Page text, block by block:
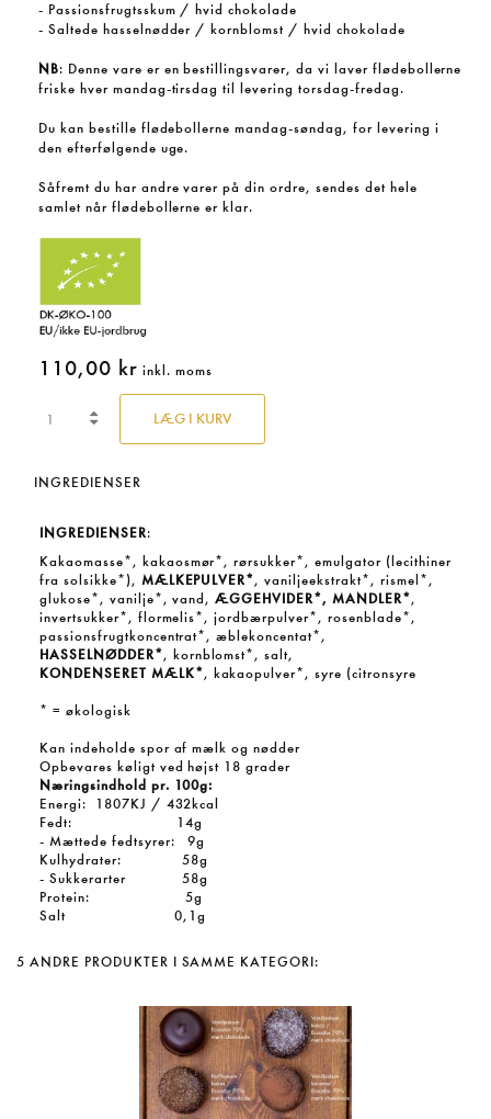
- Passionsfrugtsskum / hvid chokolade
- Saltede hasselnødder / kornblomst / hvid chokolade
NB: Denne vare er en bestillingsvarer, da vi laver flødebollerne
friske hver mandag-tirsdag til levering torsdag-fredag.
Du kan bestille flødebollerne mandag-søndag, for levering i
den efterfølgende uge.
Såfremt du har andre varer på din ordre, sendes det hele
samlet når flødebollerne er klar.
110,00 kr inkl. moms
LÆG I KURV
INGREDIENSER
INGREDIENSER:
Kakaomasse*, kakaosmør*, rørsukker*, emulgator (lecithiner
fra solsikke*), MÆLKEPULVER*, vaniljeekstrakt*, rismel*,
glukose*, vanilje*, vand,ÆGGEHVIDER*, MANDLER*,
invertsukker*, flormelis*, jordbærpulver*, rosenblade*,
passionsfrugtkoncentrat*, æblekoncentat*,
HASSELNØDDER*, kornblomst*, salt,
KONDENSERET MÆLK*, kakaopulver*, syre (citronsyre
* = økologisk
Kan indeholde spor af mælk og nødder
Opbevares køligt ved højst 18 grader
Næringsindhold pr. 100g:
Energi: 1807KJ / 432kcal
Fedt: 14g
- Mættede fedtsyrer: 9g
Kulhydrater: 58g
- Sukkerarter 58g
Protein: 5g
Salt 0,1g
5 ANDRE PRODUKTER I SAMME KATEGORI: